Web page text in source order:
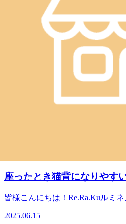
ンペーン！
の期間限定で、eGiftが “30％
※上限に達し次第、早期終了する
円 ▶ 7,000円（税込）5,000円 ▶︎
2,100円（税込）
の eGift 概要
に贈れるeギフトをご用意♪感謝
Re.Ra.Ku のボディケア/フットケ
https://app.reraku.jp/r/IIoAse 有効
東上線/JR川越線 川越駅改札出て
は大切な人へ「いつもありがと
どのように伝えていますか？「
たまには心も体もリフレッシュ
いな…」そんなあなたに、とって
す！６月13日（土）から、スマ
体験が贈れる「eギフト」が、な
ペーン概要・開催期間：2026年6
が、通常価格より30％FF・有効
の月末まで（余裕を持って使っ
感謝に！・いつも頑張っている
の父の日は、リラクで「健康と
父の日は、いつもお仕事や家事を
「お疲れ様。ゆっくり体を休め
一緒に、極上のリラクゼーショ
フトはデジタルギフトなので、遠
皆様こんにちは！Re.Ra.Kuルミ
にお疲れ様です！ 「腰に効く！
ッチをご紹介します」仕事でパ
いと思いますずっと座っている
腰も痛くなるといった経験あり
なると腰が痛くなる方に必見！
楽に過ごしましょう 用意する物
スタオルまたはワイン瓶をもも
ーバックス手前の階段を下りる
目に効くおすすめなケア方
皆様こんにちは！Re.Ra.Kuルミ
介！！」現在私たちの生活に電
しながら圧をかける※３番は頭
効きます 皆様のご来店、心より
県川越市脇田本町39-19 ルミネ川
21:00(最終受付20:20)【アクセス
す!
ご紹介します！」毎日スマホを
よね。頭は4～６㎏（ボーリング
います。私たちの首は日々筋トレ
きましょう！ 手順１．耳の下の
て10回くらい上下させる。２．
座ったとき猫背になりやす
皆様こんにちは！Re.Ra.Kuルミ
すめなストレッチご紹介します！
2025.06.15